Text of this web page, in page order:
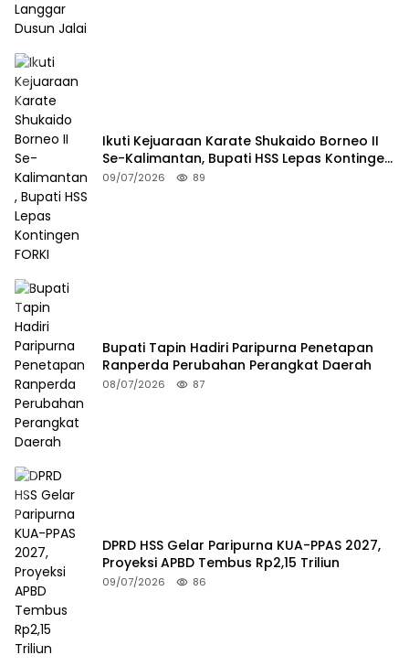
Ikuti Kejuaraan Karate Shukaido Borneo II
Se-Kalimantan, Bupati HSS Lepas Kontingen
FORKI
09/07/2026 89
Bupati Tapin Hadiri Paripurna Penetapan
Ranperda Perubahan Perangkat Daerah
08/07/2026 87
DPRD HSS Gelar Paripurna KUA-PPAS 2027,
Proyeksi APBD Tembus Rp2,15 Triliun
09/07/2026 86